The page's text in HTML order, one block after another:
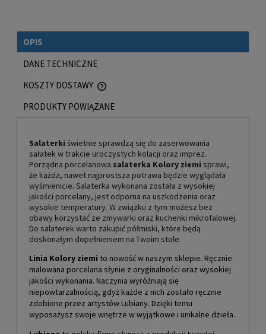
OPIS
DANE TECHNICZNE
KOSZTY DOSTAWY
CENA NIE ZAWIERA EWENTUALNYCH KOSZTÓW PŁATNOŚCI
PRODUKTY POWIĄZANE
Salaterki świetnie sprawdzą się do zaserwowania
sałatek w trakcie uroczystych kolacji oraz imprez.
Porządna porcelanowa salaterka Kolory ziemi sprawi,
że każda, nawet najprostsza potrawa będzie wyglądała
wyśmienicie. Salaterka wykonana została z wysokiej
jakości porcelany, jest odporna na uszkodzenia oraz
wysokie temperatury. W związku z tym możesz bez
obawy korzystać ze zmywarki oraz kuchenki mikrofalowej.
Do salaterek warto zakupić półmiski, które będą
doskonałym dopełnieniem na Twoim stole.
Linia Kolory ziemi to nowość w naszym sklepie. Ręcznie
malowana porcelana słynie z oryginalności oraz wysokiej
jakości wykonania. Naczynia wyróżniają się
niepowtarzalnością, gdyż każde z nich zostało ręcznie
zdobione przez artystów Lubiany. Dzięki temu
wyposażysz swoje wnętrze w wyjątkowe i unikalne dzieła.